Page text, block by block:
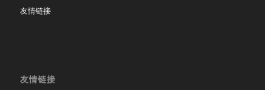
友情链接
友情链接